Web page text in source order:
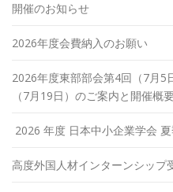
開催のお知らせ
2026年度会費納入のお願い
2026年度東部部会第4回（7月5
（7月19日）のご案内と開催概
2026 年度 日本中小企業学会
高度外国人材インターンシップ